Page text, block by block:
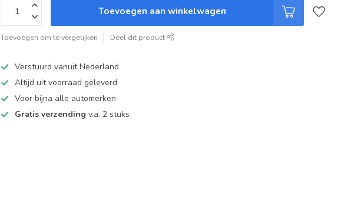
Toevoegen aan winkelwagen
Toevoegen om te vergelijken Deel dit product
Verstuurd vanuit Nederland
Altijd uit voorraad geleverd
Voor bijna alle automerken
Gratis verzending v.a. 2 stuks